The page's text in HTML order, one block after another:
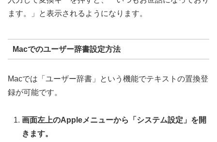
ます。」と表示されるようになります。
Macでのユーザー辞書設定方法
Macでは「ユーザー辞書」という機能でテキストの置換登
録が可能です。
画面左上のAppleメニューから「システム設定」を開
きます。